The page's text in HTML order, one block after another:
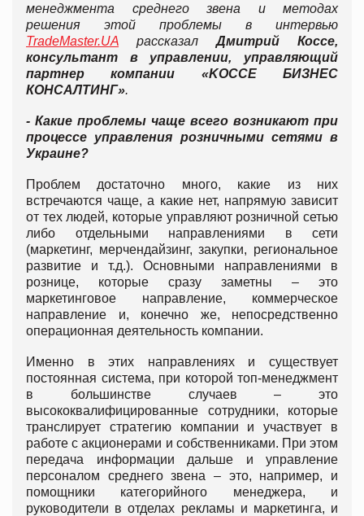
менеджмента среднего звена и методах
решения этой проблемы в интервью
TradeMaster.UA рассказалДмитрий Коcсе,
консультант в управлении, управляющий
партнер компании «KOCCE БИЗНЕС
КОНСАЛТИНГ».
- Какие проблемы чаще всего возникают при
процессе управления розничными сетями в
Украине?
Проблем достаточно много, какие из них
встречаются чаще, а какие нет, напрямую зависит
от тех людей, которые управляют розничной сетью
либо отдельными направлениями в сети
(маркетинг, мерчендайзинг, закупки, региональное
развитие и т.д.). Основными направлениями в
рознице, которые сразу заметны – это
маркетинговое направление, коммерческое
направление и, конечно же, непосредственно
операционная деятельность компании.
Именно в этих направлениях и существует
постоянная система, при которой топ-менеджмент
в большинстве случаев – это
высококвалифицированные сотрудники, которые
транслирует стратегию компании и участвует в
работе с акционерами и собственниками. При этом
передача информации дальше и управление
персоналом среднего звена – это, например, и
помощники категорийного менеджера, и
руководители в отделах рекламы и маркетинга, и